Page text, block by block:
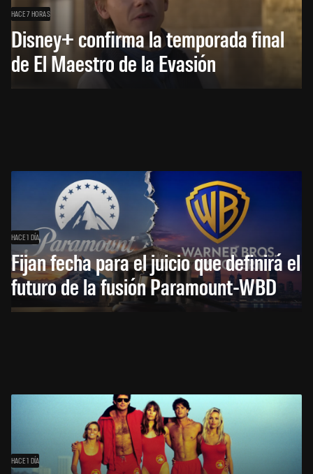
HACE 7 HORAS
Disney+ confirma la temporada final
de El Maestro de la Evasión
HACE 1 DÍA
Fijan fecha para el juicio que definirá el
futuro de la fusión Paramount-WBD
HACE 1 DÍA